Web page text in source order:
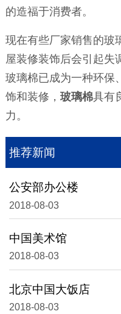
的造福于消费者。
现在有些厂家销售的玻
屋装修装饰后会引起失
玻璃棉已成为一种环保
饰和装修， 玻璃棉具有
力。
推荐新闻
公安部办公楼
2018-08-03
中国美术馆
2018-08-03
北京中国大饭店
2018-08-03